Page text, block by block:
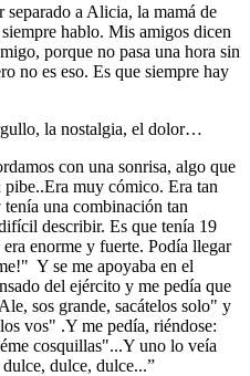
separado a Alicia, la mamá de
hablo. Mis amigos dicen
porque no pasa una hora sin
no es eso. Es que siempre hay
la nostalgia, el dolor…
con una sonrisa, algo que
muy cómico. Era tan
una combinación tan
describir. Es que tenía 19
enorme y fuerte. Podía llegar
Y se me apoyaba en el
del ejército y me pedía que
sos grande, sacátelos solo" y
vos" .Y me pedía, riéndose:
cosquillas"...Y uno lo veía
dulce, dulce...”